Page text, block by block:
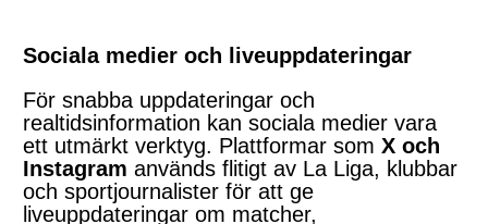
Sociala medier och liveuppdateringar
För snabba uppdateringar och
realtidsinformation kan sociala medier vara
ett utmärkt verktyg. Plattformar som X och
Instagram används flitigt av La Liga, klubbar
och sportjournalister för att ge
liveuppdateringar om matcher,